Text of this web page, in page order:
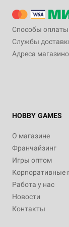
Способы оплаты
Службы
Адреса
HOBBY GAMES
О магазине
Франчайзинг
Игры оптом
Корпоративные
Работа у нас
Новости
Контакты